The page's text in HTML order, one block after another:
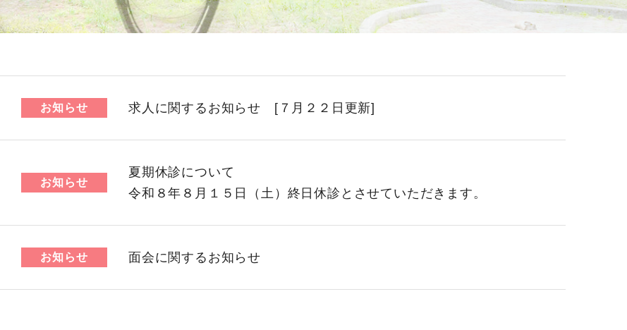
お知らせ 求人に関するお知らせ [７月２２日更新]
お知らせ
夏期休診について
令和８年８月１５日（土）終日休診とさせていただきます。
お知らせ 面会に関するお知らせ